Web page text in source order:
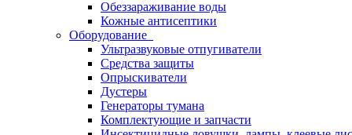
Обеззараживание воды
Кожные антисептики
Оборудование
Ультразвуковые отпугиватели
Средства защиты
Опрыскиватели
Дустеры
Генераторы тумана
Комплектующие и запчасти